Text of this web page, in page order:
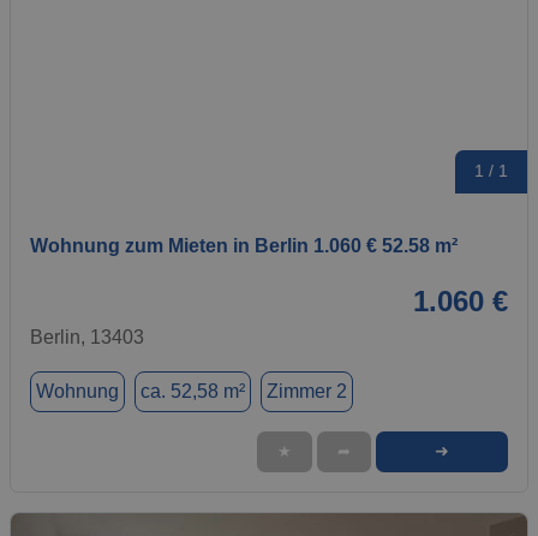
1 / 1
Wohnung zum Mieten in Berlin 1.060 € 52.58 m²
1.060 €
Berlin, 13403
Wohnung ca. 52,58 m² Zimmer 2
★ ➦ ➜